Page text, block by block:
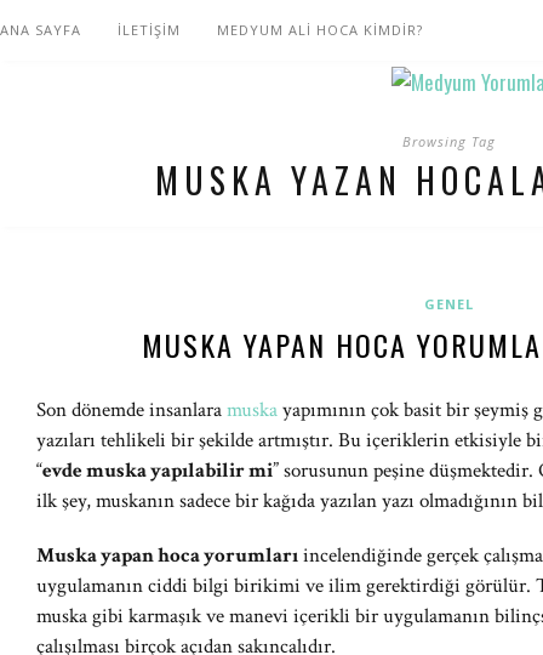
ANA SAYFA İLETİŞİM MEDYUM ALİ HOCA KİMDİR?
Browsing Tag
MUSKA YAZAN
GENEL
MUSKA YAPAN HOCA
Son dönemde insanlaramuskayapımının çok basit bir
yazıları tehlikeli bir şekilde artmıştır. Bu içeriklerin etkisiyle
“evde muska yapılabilir mi” sorusunun peşine
ilk şey, muskanın sadece bir kağıda yazılan yazı
Muska yapan hoca yorumlarıincelendiğinde gerçek
uygulamanın ciddi bilgi birikimi ve ilim gerektirdiği görülür.
muska gibi karmaşık ve manevi içerikli bir uygulamanın
çalışılması birçok açıdan sakıncalıdır.